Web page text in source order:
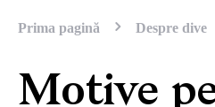
Prima pagină Despre dive
Motive